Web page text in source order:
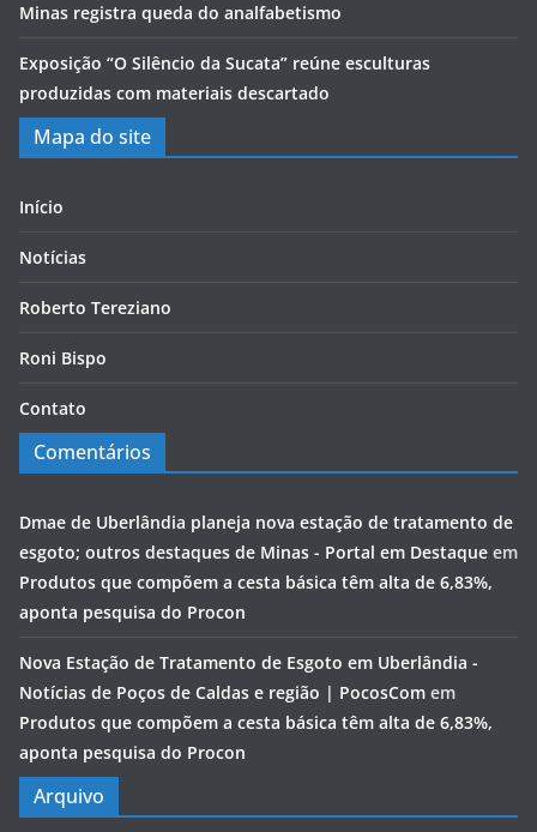
Minas registra queda do analfabetismo
Exposição “O Silêncio da Sucata” reúne esculturas
produzidas com materiais descartado
Mapa do site
Início
Notícias
Roberto Tereziano
Roni Bispo
Contato
Comentários
Dmae de Uberlândia planeja nova estação de tratamento de
esgoto; outros destaques de Minas - Portal em Destaque em
Produtos que compõem a cesta básica têm alta de 6,83%,
aponta pesquisa do Procon
Nova Estação de Tratamento de Esgoto em Uberlândia -
Notícias de Poços de Caldas e região | PocosCom em
Produtos que compõem a cesta básica têm alta de 6,83%,
aponta pesquisa do Procon
Arquivo